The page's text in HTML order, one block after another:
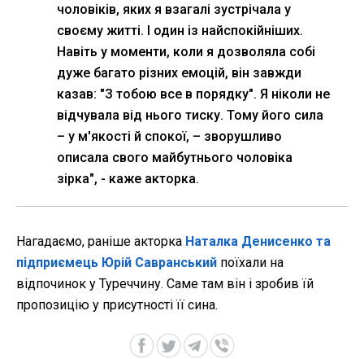
чоловіків, яких я взагалі зустрічала у
своєму житті. І один із найспокійніших.
Навіть у моменти, коли я дозволяла собі
дуже багато різних емоцій, він завжди
казав: "З тобою все в порядку". Я ніколи не
відчувала від нього тиску. Тому його сила
– у м'якості й спокої, – зворушливо
описала свого майбутнього чоловіка
зірка", - каже акторка.
Нагадаємо, раніше акторка Наталка Денисенко та
підприємець Юрій Савранський поїхали на
відпочинок у Туреччину. Саме там він і зробив їй
пропозицію у присутності її сина.